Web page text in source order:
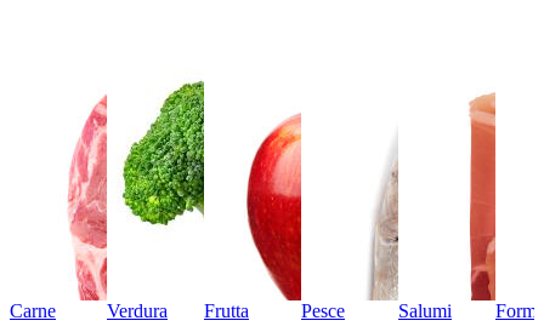
Carne Verdura Frutta Pesce Salumi